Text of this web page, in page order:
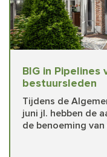
BIG in
bestuursleden
Tijdens de
juni jl. hebben de
de benoeming van